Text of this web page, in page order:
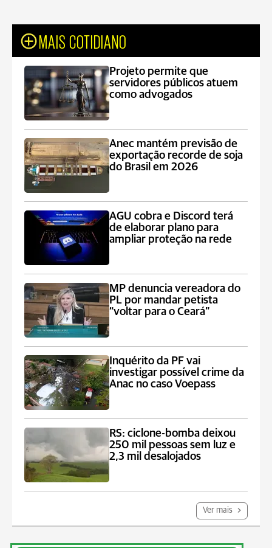
MAIS COTIDIANO
Projeto permite que
servidores públicos atuem
como advogados
Anec mantém previsão de
exportação recorde de soja
do Brasil em 2026
AGU cobra e Discord terá
de elaborar plano para
ampliar proteção na rede
MP denuncia vereadora do
PL por mandar petista
“voltar para o Ceará”
Inquérito da PF vai
investigar possível crime da
Anac no caso Voepass
RS: ciclone-bomba deixou
250 mil pessoas sem luz e
2,3 mil desalojados
Ver mais